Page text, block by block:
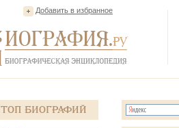
Добавить в избранное
Топ Биографий